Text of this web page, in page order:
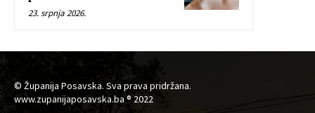
23. srpnja 2026.
© Županija Posavska. Sva prava pridržana.
www.zupanijaposavska.ba ® 2022